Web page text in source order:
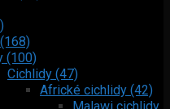
(100)
Cichlidy (47)
Africké cichlidy (42)